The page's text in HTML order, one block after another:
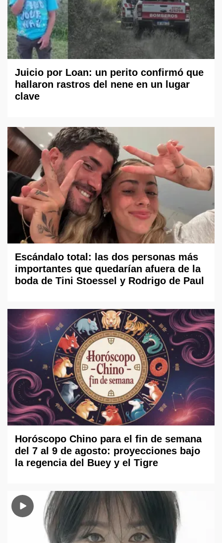
Juicio por Loan: un perito confirmó que
hallaron rastros del nene en un lugar
clave
Escándalo total: las dos personas más
importantes que quedarían afuera de la
boda de Tini Stoessel y Rodrigo de Paul
Horóscopo Chino para el fin de semana
del 7 al 9 de agosto: proyecciones bajo
la regencia del Buey y el Tigre